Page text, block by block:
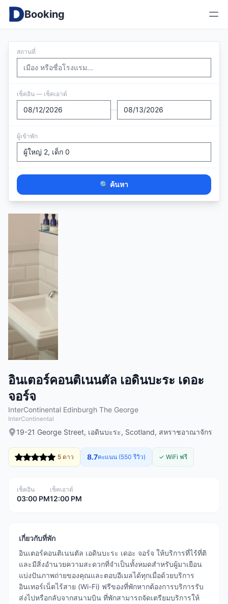
Booking
สถานที่
เช็คอิน — เช็คเอาต์
—
ผู้เข้าพัก
🔍 ค้นหา
อินเตอร์คอนติเนนตัล เอดินบะระ เดอะ
จอร์จ
InterContinental Edinburgh The George
InterContinental
19-21 George Street, เอดินบะระ, Scotland, สหราชอาณาจักร
5 ดาว 8.7คะแนน (550 รีวิว) ✓ WiFi ฟรี
เช็คอิน
03:00 PM
เช็คเอาต์
12:00 PM
เกี่ยวกับที่พัก
อินเตอร์คอนติเนนตัล เอดินบะระ เดอะ จอร์จ ให้บริการที่ไร้ที่ติ
และมีสิ่งอำนวยความสะดวกที่จำเป็นทั้งหมดสำหรับผู้มาเยือน
แบ่งปันภาพถ่ายของคุณและตอบอีเมลได้ทุกเมื่อด้วยบริการ
อินเทอร์เน็ตไร้สาย (Wi-Fi) ฟรีของที่พักหากต้องการบริการรับ
ส่งไปหรือกลับจากสนามบิน ที่พักสามารถจัดเตรียมบริการให้